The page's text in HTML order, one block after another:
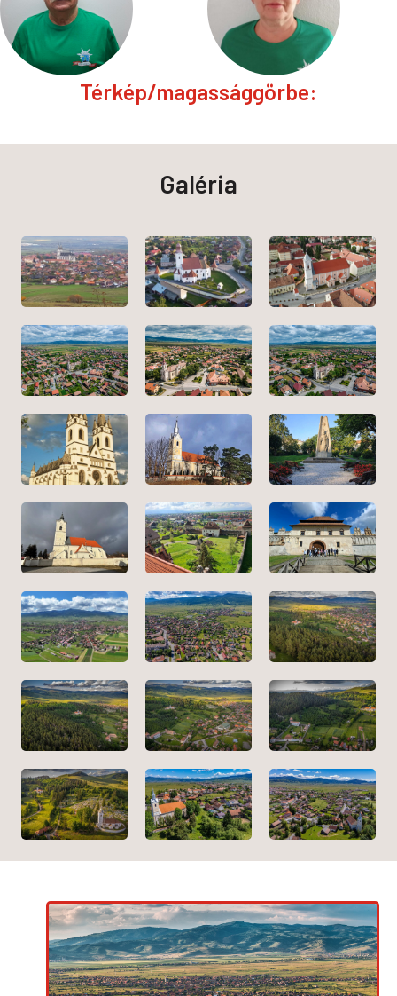
Térkép/magassággörbe:
Galéria